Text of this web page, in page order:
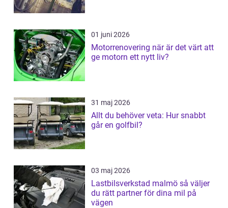
01 juni 2026
Motorrenovering när är det värt att
ge motorn ett nytt liv?
31 maj 2026
Allt du behöver veta: Hur snabbt
går en golfbil?
03 maj 2026
Lastbilsverkstad malmö så väljer
du rätt partner för dina mil på
vägen